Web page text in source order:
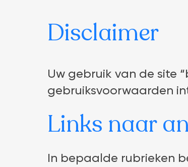
Disclaimer
Uw gebruik van de site
gebruiksvoorwaarden
Links naar
In bepaalde rubrieken